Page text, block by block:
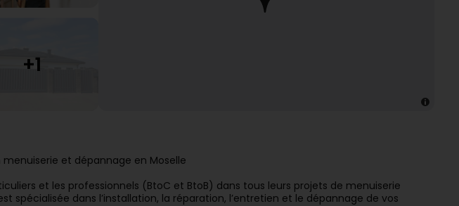
menuiserie et dépannage en Moselle
et les professionnels (BtoC et BtoB) dans tous leurs projets de menuiserie
spécialisée dans l’installation, la réparation, l’entretien et le dépannage de vos